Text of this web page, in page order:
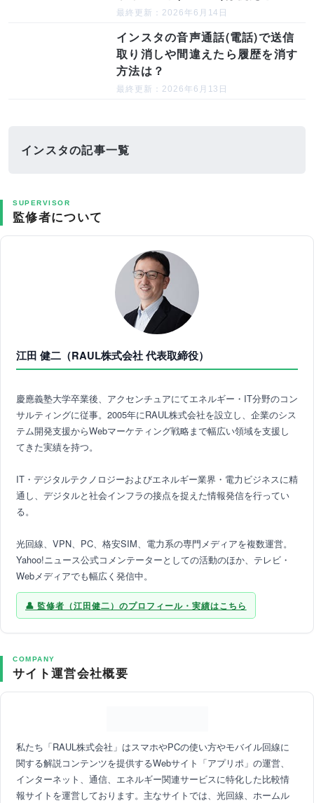
最終更新：2026年6月14日
インスタの音声通話(電話)で送信
取り消しや間違えたら履歴を消す
方法は？
最終更新：2026年6月13日
インスタの記事一覧
SUPERVISOR
監修者について
江田 健二（RAUL株式会社 代表取締役）
慶應義塾大学卒業後、アクセンチュアにてエネルギー・IT分野のコン
サルティングに従事。2005年にRAUL株式会社を設立し、企業のシス
テム開発支援からWebマーケティング戦略まで幅広い領域を支援し
てきた実績を持つ。
IT・デジタルテクノロジーおよびエネルギー業界・電力ビジネスに精
通し、デジタルと社会インフラの接点を捉えた情報発信を行ってい
る。
光回線、VPN、PC、格安SIM、電力系の専門メディアを複数運営。
Yahoo!ニュース公式コメンテーターとしての活動のほか、テレビ・
Webメディアでも幅広く発信中。
監修者（江田健二）のプロフィール・実績はこちら
COMPANY
サイト運営会社概要
私たち「RAUL株式会社」はスマホやPCの使い方やモバイル回線に
関する解説コンテンツを提供するWebサイト「アプリポ」の運営、
インターネット、通信、エネルギー関連サービスに特化した比較情
報サイトを運営しております。主なサイトでは、光回線、ホームル